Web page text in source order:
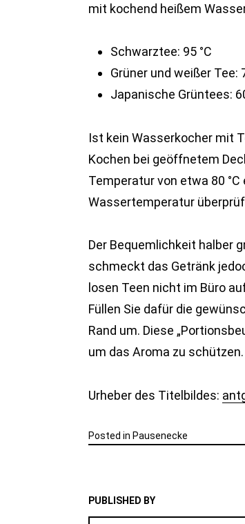
mit kochend heißem
Schwarztee: 95 °C
Grüner und weißer Tee:
Japanische Grüntees:
Ist kein Wasserkocher mit
Kochen bei geöffnetem
Temperatur von etwa 80
Wassertemperatur
Der Bequemlichkeit halber
schmeckt das Getränk
losen Teen nicht im Büro
Füllen Sie dafür die
Rand um. Diese
um das Aroma zu schützen.
Urheber des Titelbildes:
Posted in Pausenecke
PUBLISHED BY